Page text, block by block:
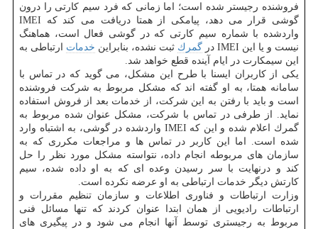
فروشنده رجیستر شده است؛ اما زمانی كه فرد سیم كارتی را درون
گوشی قرار می دهد، پیامكی از همتا دریافت می كند كه IMEI
واردشده با شماره سیم كارتی كه در گوشی فعال است، هماهنگ
نیست و یا این IMEI در
گمرك ثبت نشده، بنابراین خدمات ارتباطی به
این سیمكارت در ایام آینده قطع خواهد شد.
یكی از كاربران ایسنا با طرح این مشكل، می گوید كه در تماس با
سامانه همتا، به او گفته اند كه مشكل مربوط به شركت فروشنده
است و باید با رفتن به این شركت، از خدمات بعد از فروش استفاده
نماید. از طرفی در تماس با شركت، مشكل عنوان شده مربوط به
گمرك اعلام شده و این كه IMEI واردشده در گوشی، به اشتباه وارد
شده است. اما این كاربر در تماس ها و مراجعات مكرری كه به
سازمان های مربوطه انجام داده، نتواسته مشكل مورد نظر را حل
كند و درنهایت با سر رسیدن وعده ای كه به او داده شده، سیم
كارتش دیگر خدمات ارتباطی به او عرضه نكرده است.
وزارت ارتباطات و فناوری اطلاعات و سازمان تنظیم مقررات و
ارتباطات رادیویی از همان ابتدا عنوان كردند كه تنها مسائل فنی
مربوط به رجیستری توسط آنها انجام می شود و در پیگیری های